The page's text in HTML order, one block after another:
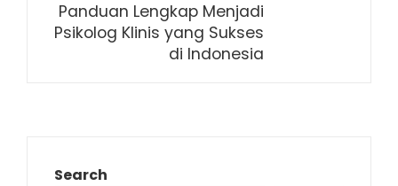
Panduan Lengkap Menjadi
Psikolog Klinis yang Sukses
di Indonesia
Search